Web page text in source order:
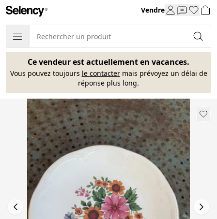
Vendre
Ce vendeur est actuellement en vacances.
Vous pouvez toujours le contactermais prévoyez un délai de
réponse plus long.